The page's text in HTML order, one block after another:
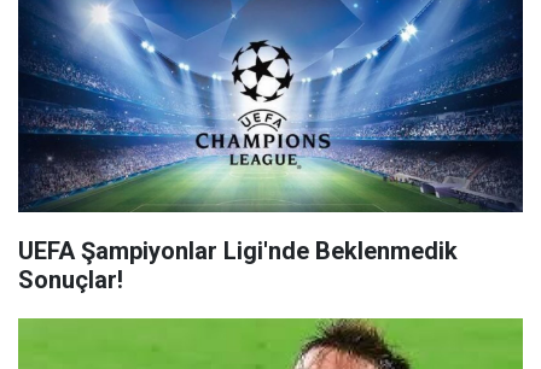
UEFA Şampiyonlar Ligi'nde Beklenmedik
Sonuçlar!